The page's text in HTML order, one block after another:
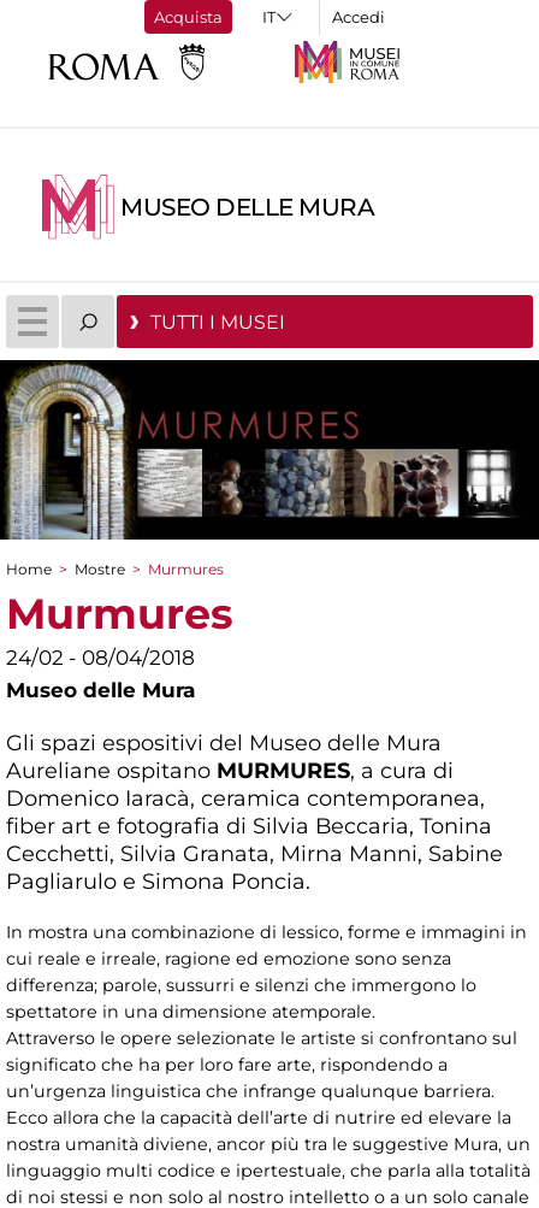
Acquista Accedi
MUSEO DELLE MURA
TUTTI I MUSEI
Tu sei qui
Home > Mostre > Murmures
Murmures
24/02 - 08/04/2018
Museo delle Mura
Gli spazi espositivi del Museo delle Mura
Aureliane ospitano MURMURES, a cura di
Domenico Iaracà, ceramica contemporanea,
fiber art e fotografia di Silvia Beccaria, Tonina
Cecchetti, Silvia Granata, Mirna Manni, Sabine
Pagliarulo e Simona Poncia.
In mostra una combinazione di lessico, forme e immagini in
cui reale e irreale, ragione ed emozione sono senza
differenza; parole, sussurri e silenzi che immergono lo
spettatore in una dimensione atemporale.
Attraverso le opere selezionate le artiste si confrontano sul
significato che ha per loro fare arte, rispondendo a
un’urgenza linguistica che infrange qualunque barriera.
Ecco allora che la capacità dell’arte di nutrire ed elevare la
nostra umanità diviene, ancor più tra le suggestive Mura, un
linguaggio multi codice e ipertestuale, che parla alla totalità
di noi stessi e non solo al nostro intelletto o a un solo canale